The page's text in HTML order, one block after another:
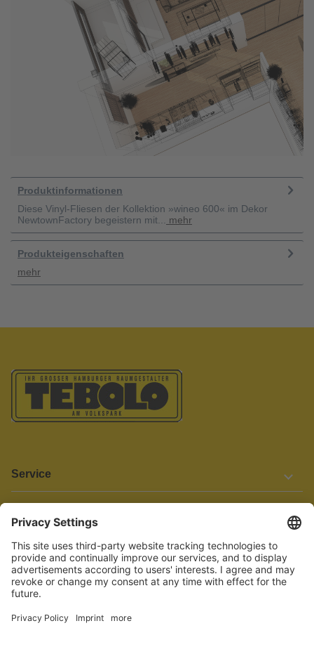
Produktinformationen
Diese Vinyl-Fliesen der Kollektion »wineo 600« im Dekor
NewtownFactory begeistern mit...
mehr
Produkteigenschaften
mehr
Service
Informationen
Barrierefreiheit
Wir bemühen uns, unsere Website barrierefrei zu gestalten.
Einige Inhalte und Funktionen sind derzeit jedoch noch nicht
vollständig zugänglich. Wenn Sie auf Barrieren stoßen oder Hilfe
benötigen, kontaktieren Sie uns bitte unter service[at]knutzen.de.
Vertrag widerrufen